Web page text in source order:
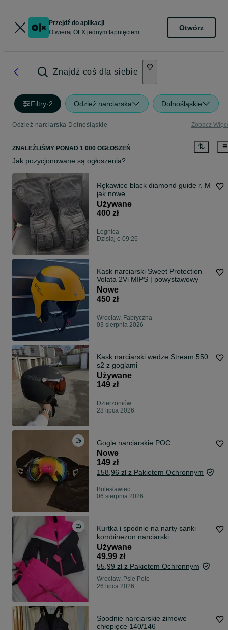
Przejdź do aplikacji
Otwieraj OLX jednym tapnięciem
Otwórz
Znajdź coś dla siebie
Filtry·2 Odzież narciarska Dolnośląskie
Odzież narciarska Dolnośląskie Zobacz
ZNALEŹLIŚMY PONAD 1 000 OGŁOSZEŃ
Jak pozycjonowane są ogłoszenia?
Rękawice black diamond guide r. M
jak nowe
Używane
400 zł
Legnica
Dzisiaj o 09:26
Kask narciarski Sweet Protection
Volata 2Vi MIPS | powystawowy
Nowe
450 zł
Wrocław, Fabryczna
03 sierpnia 2026
Kask narciarski wedze Stream 550
s2 z goglami
Używane
149 zł
Dzierżoniów
28 lipca 2026
Gogle narciarskie POC
Nowe
149 zł
158,96 zł z Pakietem Ochronnym
Bolesławiec
06 sierpnia 2026
Kurtka i spodnie na narty sanki
kombinezon narciarski
Używane
49,99 zł
55,99 zł z Pakietem Ochronnym
Wrocław, Psie Pole
26 lipca 2026
Spodnie narciarskie zimowe
chłopięce 140/146